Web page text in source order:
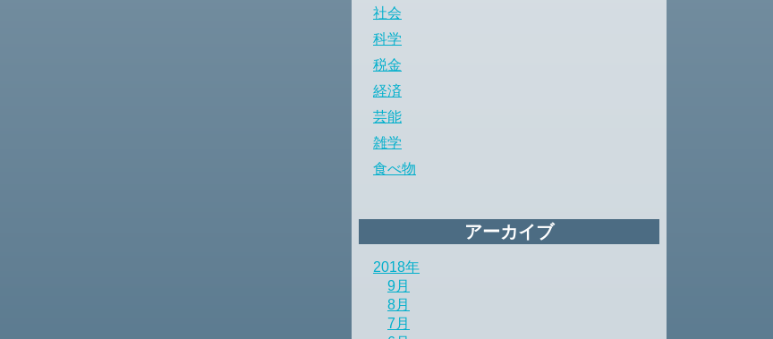
社会
科学
税金
経済
芸能
雑学
食べ物
アーカイブ
2018年
9月
8月
7月